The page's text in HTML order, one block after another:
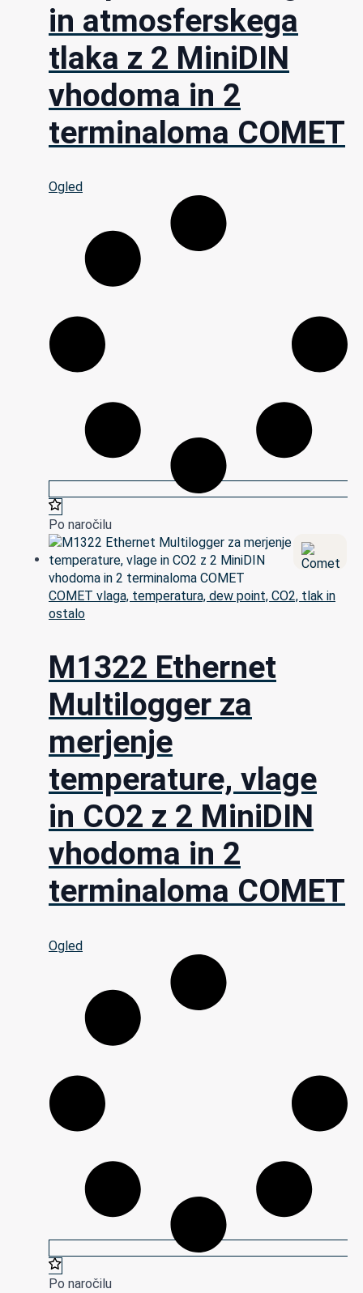
in atmosferskega
tlaka z 2 MiniDIN
vhodoma in 2
terminaloma COMET
Ogled
Po naročilu
COMET vlaga, temperatura, dew point, CO2, tlak in
ostalo
M1322 Ethernet
Multilogger za
merjenje
temperature, vlage
in CO2 z 2 MiniDIN
vhodoma in 2
terminaloma COMET
Ogled
Po naročilu